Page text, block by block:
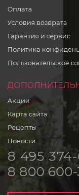
Оплата
Условия возврата
Гарантия и сервис
Политика
Пользовательское
Акции
Карта сайта
Рецепты
Новости
8 495
8 800